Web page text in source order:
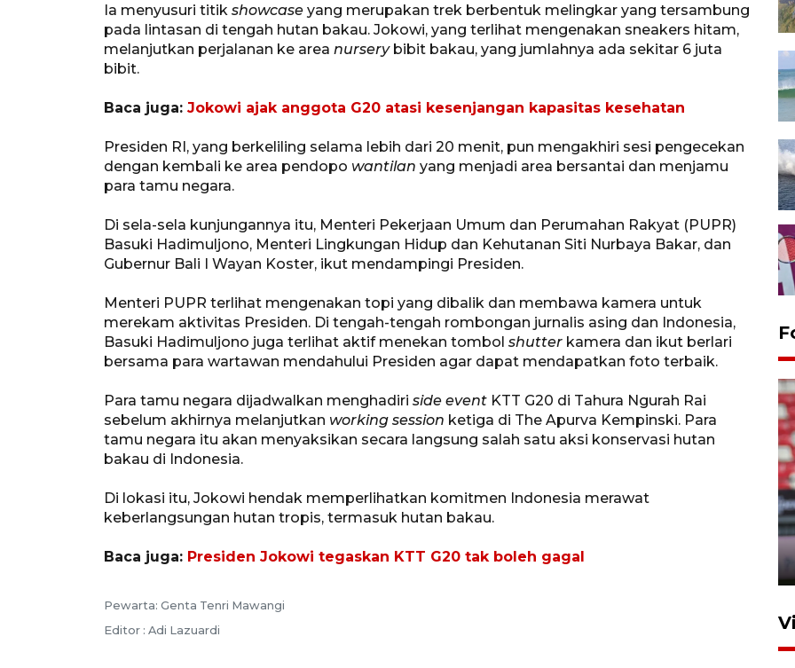
Ia menyusuri titik showcase yang merupakan trek berbentuk melingkar yang tersambung
pada lintasan di tengah hutan bakau. Jokowi, yang terlihat mengenakan sneakers hitam,
melanjutkan perjalanan ke area nurserybibit bakau, yang jumlahnya ada sekitar 6 juta
bibit.
Baca juga: Jokowi ajak anggota G20 atasi kesenjangan kapasitas kesehatan
Presiden RI, yang berkeliling selama lebih dari 20 menit, pun mengakhiri sesi pengecekan
dengan kembali ke area pendopo wantilan yang menjadi area bersantai dan menjamu
para tamu negara.
Di sela-sela kunjungannya itu, Menteri Pekerjaan Umum dan Perumahan Rakyat (PUPR)
Basuki Hadimuljono, Menteri Lingkungan Hidup dan Kehutanan Siti Nurbaya Bakar, dan
Gubernur Bali I Wayan Koster, ikut mendampingi Presiden.
Menteri PUPR terlihat mengenakan topi yang dibalik dan membawa kamera untuk
merekam aktivitas Presiden. Di tengah-tengah rombongan jurnalis asing dan Indonesia,
Basuki Hadimuljono juga terlihat aktif menekan tombol shutter kamera dan ikut berlari
bersama para wartawan mendahului Presiden agar dapat mendapatkan foto terbaik.
Para tamu negara dijadwalkan menghadiri side event KTT G20 di Tahura Ngurah Rai
sebelum akhirnya melanjutkan working session ketiga di The Apurva Kempinski. Para
tamu negara itu akan menyaksikan secara langsung salah satu aksi konservasi hutan
bakau di Indonesia.
Di lokasi itu, Jokowi hendak memperlihatkan komitmen Indonesia merawat
keberlangsungan hutan tropis, termasuk hutan bakau.
Baca juga: Presiden Jokowi tegaskan KTT G20 tak boleh gagal
Pewarta: Genta Tenri Mawangi
Editor : Adi Lazuardi
Persib Bandung lolos ke final
setelah kalahkan Persija
4 Agustus 2026 20:10